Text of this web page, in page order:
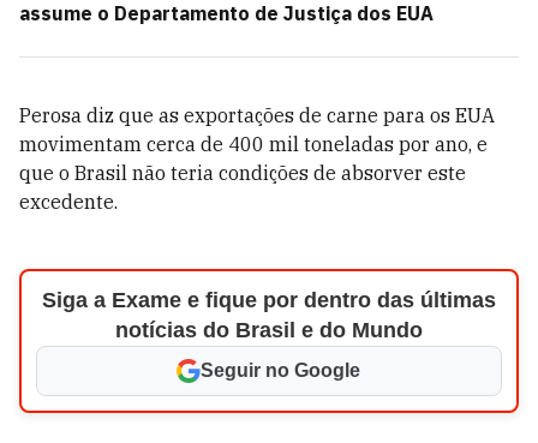
assume o Departamento de Justiça dos EUA
Perosa diz que as exportações de carne para os EUA
movimentam cerca de 400 mil toneladas por ano, e
que o Brasil não teria condições de absorver este
excedente.
Siga a Exame e fique por dentro das últimas
notícias do Brasil e do Mundo
Seguir no Google